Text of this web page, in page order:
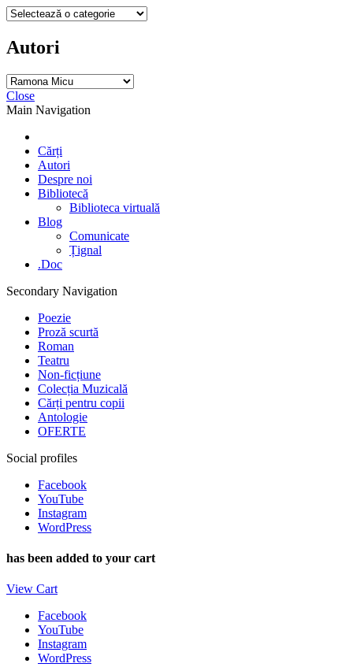
Autori
Close
Main Navigation
Cărți
Autori
Despre noi
Bibliotecă
Biblioteca virtuală
Blog
Comunicate
Țignal
.Doc
Secondary Navigation
Poezie
Proză scurtă
Roman
Teatru
Non-ficțiune
Colecția Muzicală
Cărți pentru copii
Antologie
OFERTE
Social profiles
Facebook
YouTube
Instagram
WordPress
has been added to your cart
View Cart
Facebook
YouTube
Instagram
WordPress